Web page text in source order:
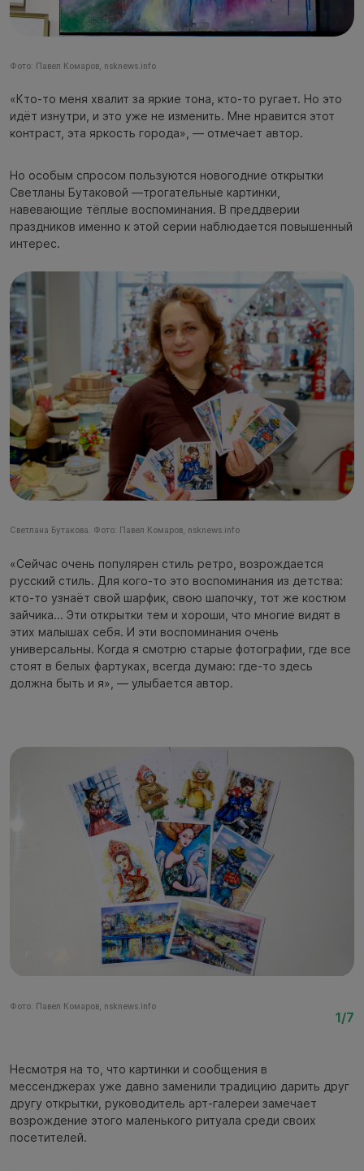
Фото: Павел Комаров, nsknews.info
«Кто-то меня хвалит за яркие тона, кто-то ругает. Но это
идёт изнутри, и это уже не изменить. Мне нравится этот
контраст, эта яркость города», — отмечает автор.
Но особым спросом пользуются новогодние открытки
Светланы Бутаковой —трогательные картинки,
навевающие тёплые воспоминания. В преддверии
праздников именно к этой серии наблюдается повышенный
интерес.
Светлана Бутакова. Фото: Павел Комаров, nsknews.info
«Сейчас очень популярен стиль ретро, возрождается
русский стиль. Для кого-то это воспоминания из детства:
кто-то узнаёт свой шарфик, свою шапочку, тот же костюм
зайчика... Эти открытки тем и хороши, что многие видят в
этих малышах себя. И эти воспоминания очень
универсальны. Когда я смотрю старые фотографии, где все
стоят в белых фартуках, всегда думаю: где-то здесь
должна быть и я», — улыбается автор.
Фото: Павел Комаров, nsknews.info
1/7
Несмотря на то, что картинки и сообщения в
мессенджерах уже давно заменили традицию дарить друг
другу открытки, руководитель арт-галереи замечает
возрождение этого маленького ритуала среди своих
посетителей.